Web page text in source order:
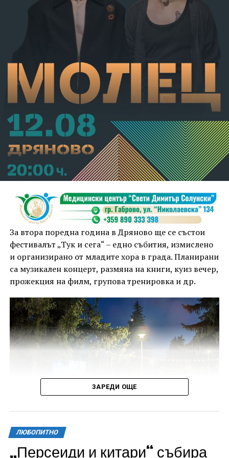
В.А. е бил задържан за срок до 72 часа, а с
определение на Районен съд-Габрово спрямо него е
взета мярка за неотклонение „домашен арест“.
Съдебният акт е окончателен.
За втора поредна година в Дряново ще се състои
фестивалът „Тук и сега“ – едно събития, измислено
и организирано от младите хора в града. Планирани
са музикален концерт, размяна на книги, куиз вечер,
прожекция на филм, групова тренировка и др.
ЗАРЕДИ ОЩЕ
ЛЮБОПИТНО
„Персеиди и китари“ събира